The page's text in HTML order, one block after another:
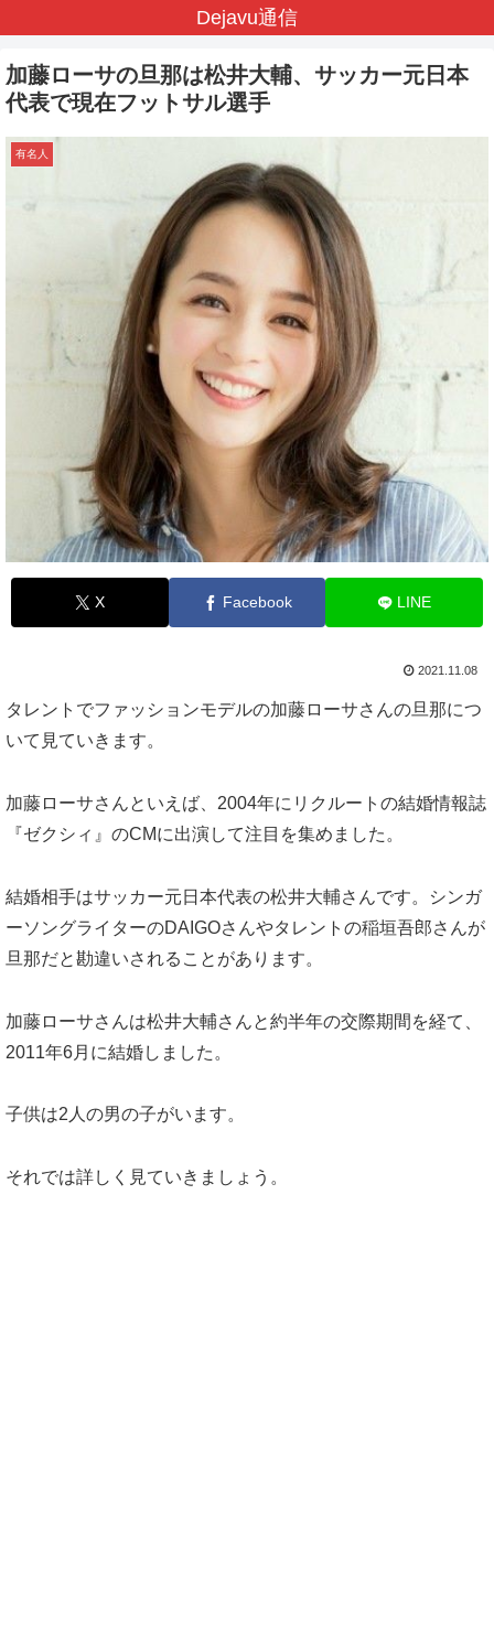
Dejavu通信
加藤ローサの旦那は松井大輔、サッカー元日本
代表で現在フットサル選手
有名人
X Facebook LINE
2021.11.08
タレントでファッションモデルの加藤ローサさんの旦那につ
いて見ていきます。
加藤ローサさんといえば、2004年にリクルートの結婚情報誌
『ゼクシィ』のCMに出演して注目を集めました。
結婚相手はサッカー元日本代表の松井大輔さんです。シンガ
ーソングライターのDAIGOさんやタレントの稲垣吾郎さんが
旦那だと勘違いされることがあります。
加藤ローサさんは松井大輔さんと約半年の交際期間を経て、
2011年6月に結婚しました。
子供は2人の男の子がいます。
それでは詳しく見ていきましょう。